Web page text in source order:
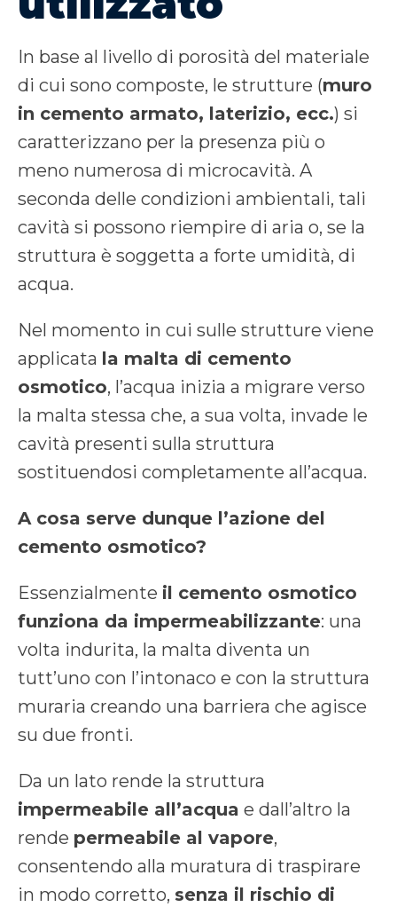
In base al livello di porosità del materiale
di cui sono composte, le strutture (muro
in cemento armato, laterizio, ecc.) si
caratterizzano per la presenza più o
meno numerosa di microcavità. A
seconda delle condizioni ambientali, tali
cavità si possono riempire di aria o, se la
struttura è soggetta a forte umidità, di
acqua.
Nel momento in cui sulle strutture viene
applicata la malta di cemento
osmotico, l’acqua inizia a migrare verso
la malta stessa che, a sua volta, invade le
cavità presenti sulla struttura
sostituendosi completamente all’acqua.
A cosa serve dunque l’azione del
cemento osmotico?
Essenzialmente il cemento osmotico
funziona da impermeabilizzante: una
volta indurita, la malta diventa un
tutt’uno con l’intonaco e con la struttura
muraria creando una barriera che agisce
su due fronti.
Da un lato rende la struttura
impermeabile all’acqua e dall’altro la
rende permeabile al vapore,
consentendo alla muratura di traspirare
in modo corretto, senza il rischio di